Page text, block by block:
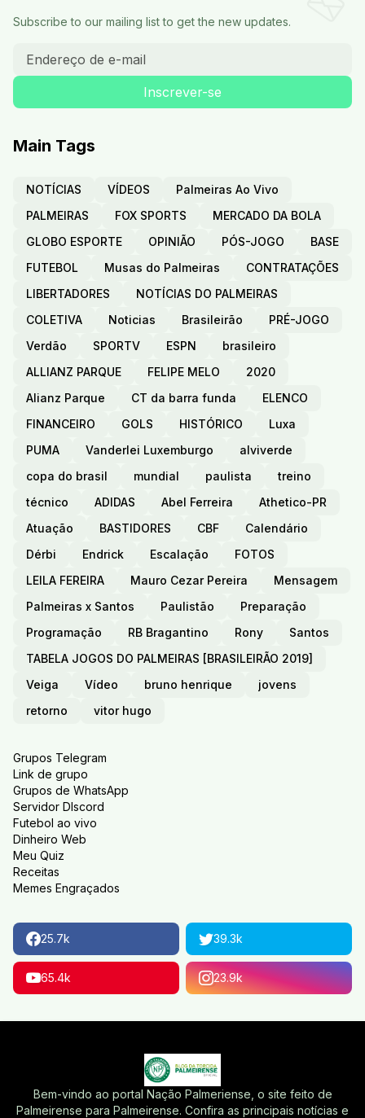
Subscribe to our mailing list to get the new updates.
Main Tags
NOTÍCIAS VÍDEOS
Palmeiras Ao Vivo
PALMEIRAS
FOX SPORTS
MERCADO DA BOLA
GLOBO ESPORTE
OPINIÃO PÓS-JOGO
BASE
FUTEBOL
Musas do Palmeiras
CONTRATAÇÕES
LIBERTADORES
NOTÍCIAS DO PALMEIRAS
COLETIVA
Noticias Brasileirão
PRÉ-JOGO
Verdão
SPORTV ESPN
brasileiro
ALLIANZ PARQUE
FELIPE MELO
2020
Alianz Parque
CT da barra funda
ELENCO
FINANCEIRO
GOLS HISTÓRICO
Luxa
PUMA
Vanderlei Luxemburgo
alviverde
copa do brasil
mundial paulista
treino
técnico
ADIDAS Abel Ferreira
Athetico-PR
Atuação
BASTIDORES CBF
Calendário
Dérbi
Endrick Escalação
FOTOS
LEILA FEREIRA
Mauro Cezar Pereira
Mensagem
Palmeiras x Santos
Paulistão
Preparação
Programação
RB Bragantino Rony
Santos
TABELA JOGOS DO PALMEIRAS [BRASILEIRÃO 2019]
Veiga
Vídeo bruno henrique
jovens
retorno
vitor hugo
Grupos Telegram
Link de grupo
Grupos de WhatsApp
Servidor DIscord
Futebol ao vivo
Dinheiro Web
Meu Quiz
Receitas
Memes Engraçados
25.7k 39.3k
65.4k 23.9k
Bem-vindo ao portal Nação Palmeriense, o site feito de
Palmeirense para Palmeirense. Confira as principais notícias e